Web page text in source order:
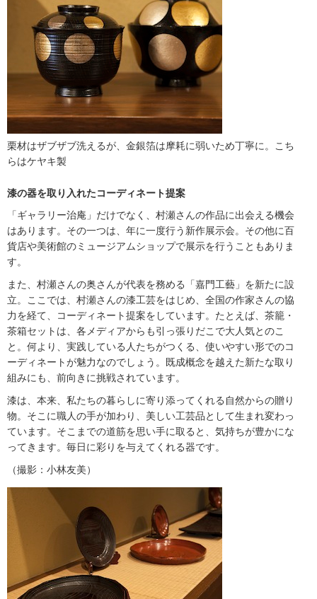
栗材はザブザブ洗えるが、金銀箔は摩耗に弱いため丁寧に。こち
らはケヤキ製
漆の器を取り入れたコーディネート提案
「ギャラリー治庵」だけでなく、村瀬さんの作品に出会える機会
はあります。その一つは、年に一度行う新作展示会。その他に百
貨店や美術館のミュージアムショップで展示を行うこともありま
す。
また、村瀬さんの奥さんが代表を務める「嘉門工藝」を新たに設
立。ここでは、村瀬さんの漆工芸をはじめ、全国の作家さんの協
力を経て、コーディネート提案をしています。たとえば、茶籠・
茶箱セットは、各メディアからも引っ張りだこで大人気とのこ
と。何より、実践している人たちがつくる、使いやすい形でのコ
ーディネートが魅力なのでしょう。既成概念を越えた新たな取り
組みにも、前向きに挑戦されています。
漆は、本来、私たちの暮らしに寄り添ってくれる自然からの贈り
物。そこに職人の手が加わり、美しい工芸品として生まれ変わっ
ています。そこまでの道筋を思い手に取ると、気持ちが豊かにな
ってきます。毎日に彩りを与えてくれる器です。
（撮影：小林友美）